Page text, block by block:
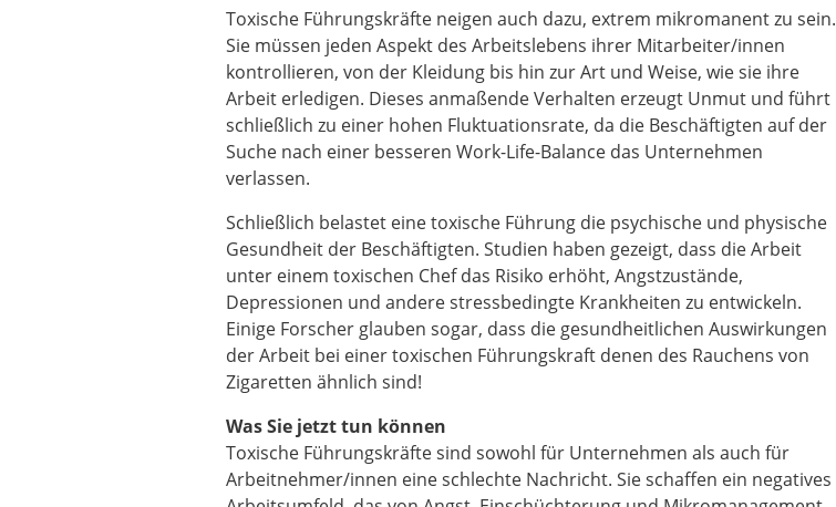
Toxische Führungskräfte neigen auch dazu, extrem mikromanent zu sein.
Sie müssen jeden Aspekt des Arbeitslebens ihrer Mitarbeiter/innen
kontrollieren, von der Kleidung bis hin zur Art und Weise, wie sie ihre
Arbeit erledigen. Dieses anmaßende Verhalten erzeugt Unmut und führt
schließlich zu einer hohen Fluktuationsrate, da die Beschäftigten auf der
Suche nach einer besseren Work-Life-Balance das Unternehmen
verlassen.
Schließlich belastet eine toxische Führung die psychische und physische
Gesundheit der Beschäftigten. Studien haben gezeigt, dass die Arbeit
unter einem toxischen Chef das Risiko erhöht, Angstzustände,
Depressionen und andere stressbedingte Krankheiten zu entwickeln.
Einige Forscher glauben sogar, dass die gesundheitlichen Auswirkungen
der Arbeit bei einer toxischen Führungskraft denen des Rauchens von
Zigaretten ähnlich sind!
Was Sie jetzt tun können
Toxische Führungskräfte sind sowohl für Unternehmen als auch für
Arbeitnehmer/innen eine schlechte Nachricht. Sie schaffen ein negatives